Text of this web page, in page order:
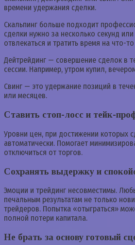
времени удержания сделки.
Скальпинг больше подходит
сделки нужно за несколько секунд
отвлекаться и тратить время на что-
Дейтрейдинг — совершение сделок в
сессии. Например, утром купил,
Свинг — это удержание позиций в
или месяцев.
Ставить стоп-лосс и тейк-
Уровни цен, при достижении которых
автоматически. Помогает
отключиться от торгов.
Сохранять выдержку и
Эмоции и трейдинг несовместимы.
печальным результатам не только
трейдеров. Попытка «отыграться»
полной потери капитала.
Не брать за основу готовый